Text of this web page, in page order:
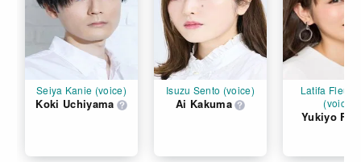
Seiya Kanie (voice)
Koki Uchiyama
Isuzu Sento (voice)
Ai Kakuma
Latifa
(voice)
Yukiyo